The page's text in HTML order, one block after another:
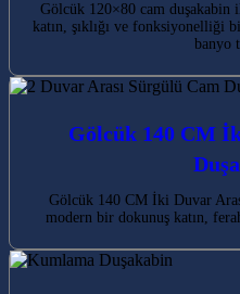
Gölcük 120×80 cam duşakabin
katın, şıklığı ve fonksiyonelliği
banyo
Gölcük 140 CM
Gölcük 140 CM İki Duvar
modern bir dokunuş katın,